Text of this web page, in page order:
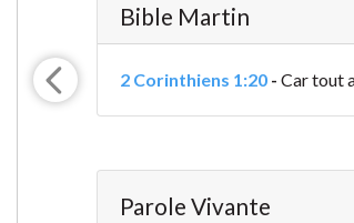
Bible Martin
2 Corinthiens 1:20- Car tout
Parole Vivante